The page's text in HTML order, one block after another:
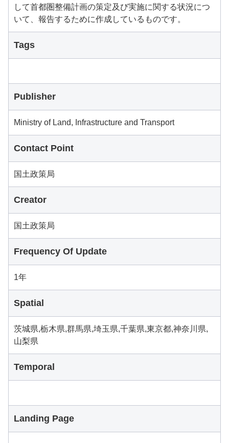
して首都圏整備計画の策定及び実施に関する状況につ
いて、報告するために作成しているものです。
Tags
Publisher
Ministry of Land, Infrastructure and Transport
Contact Point
国土政策局
Creator
国土政策局
Frequency Of Update
1年
Spatial
茨城県,栃木県,群馬県,埼玉県,千葉県,東京都,神奈川県,
山梨県
Temporal
Landing Page